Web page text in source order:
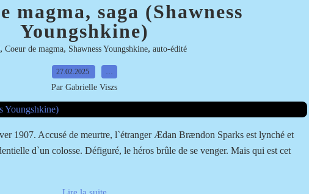
magma, saga (Shawness
Youngshkine)
, Coeur de magma, Shawness Youngshkine, auto-édité
27.02.2025 …
Par Gabrielle Viszs
1907. Accusé de meurtre, l`étranger Ædan Brændon Sparks est lynché et
d`un colosse. Défiguré, le héros brûle de se venger. Mais qui est cet